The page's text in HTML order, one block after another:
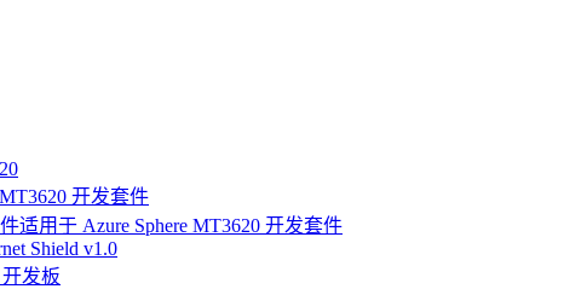
开发套件
适用于 Azure Sphere MT3620 开发套件
Shield v1.0
发板